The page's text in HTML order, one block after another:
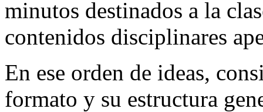
minutos destinados a la
contenidos disciplinares
En ese orden de ideas,
formato y su estructura